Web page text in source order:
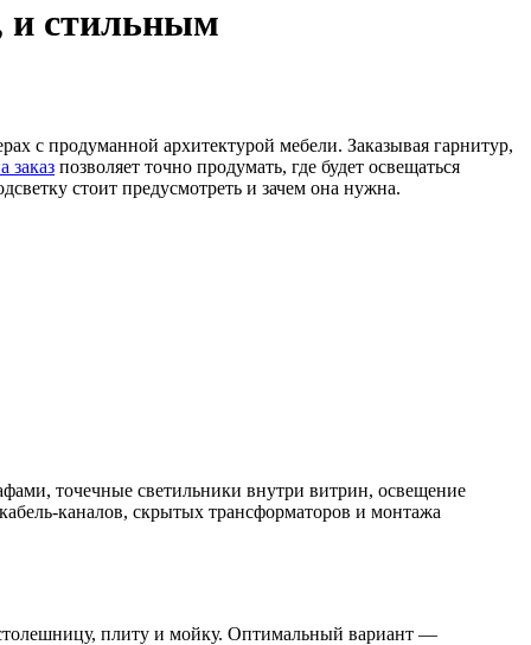
и стильным
с продуманной архитектурой мебели. Заказывая гарнитур,
заказ позволяет точно продумать, где будет освещаться
стоит предусмотреть и зачем она нужна.
точечные светильники внутри витрин, освещение
каналов, скрытых трансформаторов и монтажа
плиту и мойку. Оптимальный вариант —